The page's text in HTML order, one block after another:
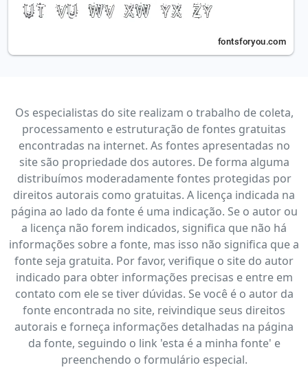
Os especialistas do site realizam o trabalho de coleta,
processamento e estruturação de fontes gratuitas
encontradas na internet. As fontes apresentadas no
site são propriedade dos autores. De forma alguma
distribuímos moderadamente fontes protegidas por
direitos autorais como gratuitas. A licença indicada na
página ao lado da fonte é uma indicação. Se o autor ou
a licença não forem indicados, significa que não há
informações sobre a fonte, mas isso não significa que a
fonte seja gratuita. Por favor, verifique o site do autor
indicado para obter informações precisas e entre em
contato com ele se tiver dúvidas. Se você é o autor da
fonte encontrada no site, reivindique seus direitos
autorais e forneça informações detalhadas na página
da fonte, seguindo o link 'esta é a minha fonte' e
preenchendo o formulário especial.